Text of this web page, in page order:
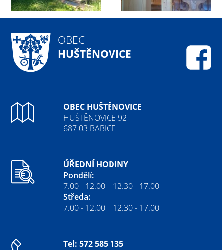
OBEC
HUŠTĚNOVICE
OBEC HUŠTĚNOVICE
HUŠTĚNOVICE 92
687 03 BABICE
ÚŘEDNÍ HODINY
Pondělí:
7.00 - 12.00 12.30 - 17.00
Středa:
7.00 - 12.00 12.30 - 17.00
Tel: 572 585 135